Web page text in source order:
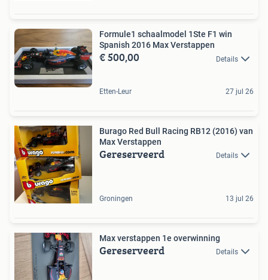
Formule1 schaalmodel 1Ste F1 win
Spanish 2016 Max Verstappen
€ 500,00 Details
Etten-Leur 27 jul 26
Burago Red Bull Racing RB12 (2016) van
Max Verstappen
Gereserveerd Details
Groningen 13 jul 26
Max verstappen 1e overwinning
Gereserveerd Details